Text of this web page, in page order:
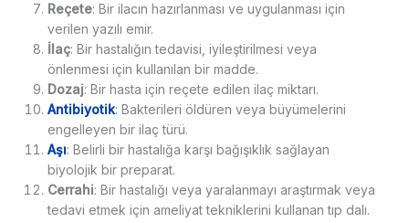
Reçete: Bir ilacın hazırlanması ve uygulanması için
verilen yazılı emir.
İlaç: Bir hastalığın tedavisi, iyileştirilmesi veya
önlenmesi için kullanılan bir madde.
Dozaj: Bir hasta için reçete edilen ilaç miktarı.
Antibiyotik: Bakterileri öldüren veya büyümelerini
engelleyen bir ilaç türü.
Aşı: Belirli bir hastalığa karşı bağışıklık sağlayan
biyolojik bir preparat.
Cerrahi: Bir hastalığı veya yaralanmayı araştırmak veya
tedavi etmek için ameliyat tekniklerini kullanan tıp dalı.